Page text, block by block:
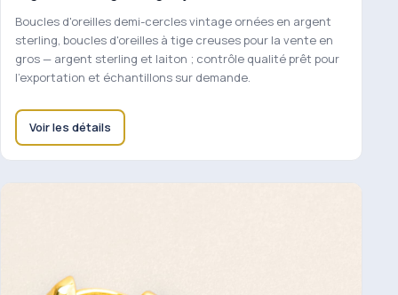
Boucles d'oreilles demi-cercles vintage ornées en argent
sterling, boucles d'oreilles à tige creuses pour la vente en
gros — argent sterling et laiton ; contrôle qualité prêt pour
l'exportation et échantillons sur demande.
Voir les détails